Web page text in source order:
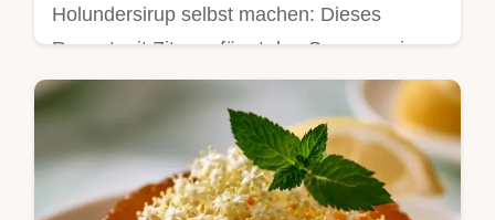
Holundersirup selbst machen: Dieses
Rezept mit Zitrone fängt den Sommer ein.
Inklusive Budget-Swap-Tabelle für Zutaten.
Jetzt sommerlich genießen.